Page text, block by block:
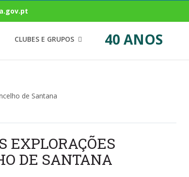
CLUBES E GRUPOS 40 ANOS
EXPLORAÇÕES
DE SANTANA